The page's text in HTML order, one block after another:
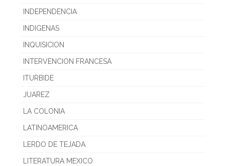
INDEPENDENCIA
INDIGENAS
INQUISICION
INTERVENCION FRANCESA
ITURBIDE
JUAREZ
LA COLONIA
LATINOAMERICA
LERDO DE TEJADA
LITERATURA MEXICO